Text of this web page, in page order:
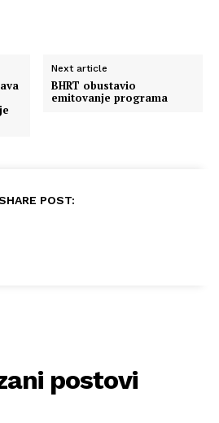
Next article
BHRT obustavio
emitovanje programa
POST:
postovi